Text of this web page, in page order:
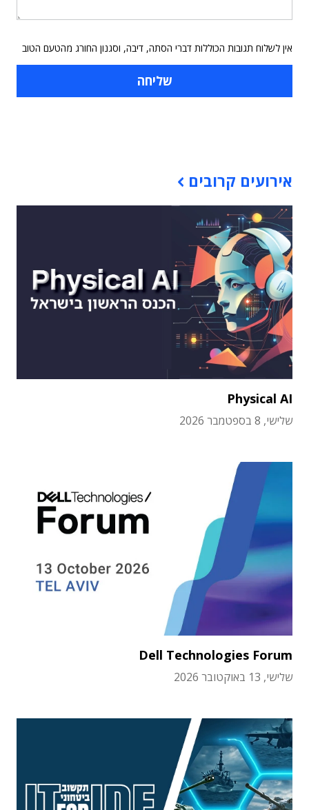
אין לשלוח תגובות הכוללות דברי הסתה, דיבה, וסגנון החורג מהטעם הטוב
אירועים קרובים
Physical AI
שלישי, 8 בספטמבר 2026
Dell Technologies Forum
שלישי, 13 באוקטובר 2026